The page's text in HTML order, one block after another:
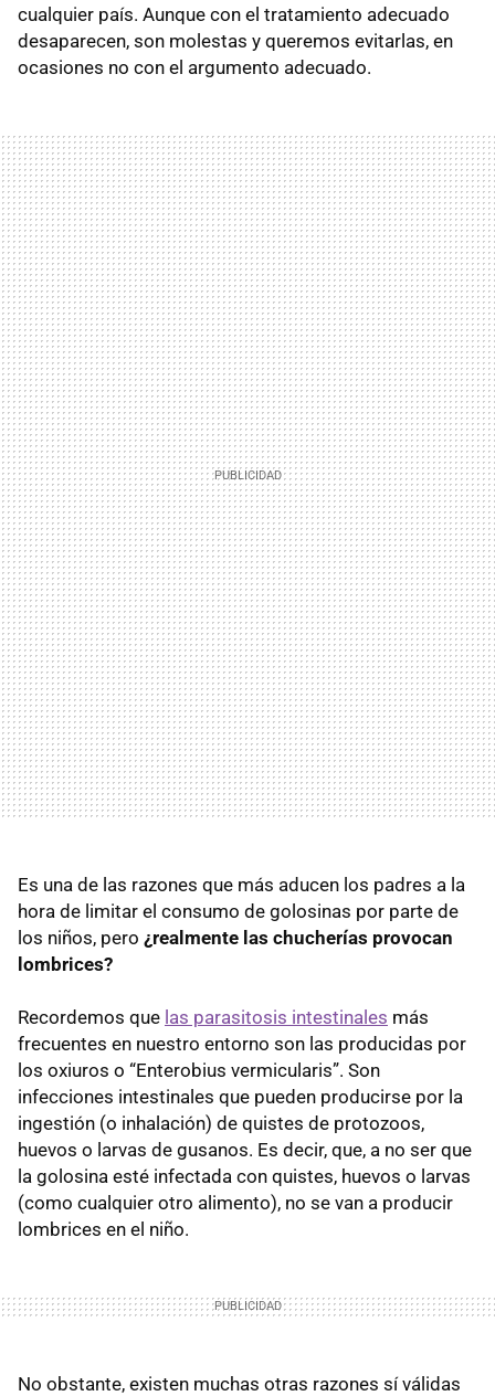
cualquier país. Aunque con el tratamiento adecuado
desaparecen, son molestas y queremos evitarlas, en
ocasiones no con el argumento adecuado.
Es una de las razones que más aducen los padres a la
hora de limitar el consumo de golosinas por parte de
los niños, pero ¿realmente las chucherías provocan
lombrices?
Recordemos que las parasitosis intestinales más
frecuentes en nuestro entorno son las producidas por
los oxiuros o “Enterobius vermicularis”. Son
infecciones intestinales que pueden producirse por la
ingestión (o inhalación) de quistes de protozoos,
huevos o larvas de gusanos. Es decir, que, a no ser que
la golosina esté infectada con quistes, huevos o larvas
(como cualquier otro alimento), no se van a producir
lombrices en el niño.
No obstante, existen muchas otras razones sí válidas